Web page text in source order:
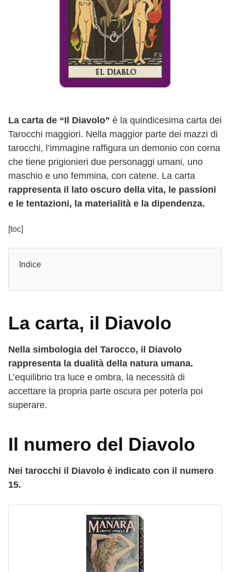
La carta de “Il Diavolo” è la quindicesima carta dei
Tarocchi maggiori. Nella maggior parte dei mazzi di
tarocchi, l’immagine raffigura un demonio con corna
che tiene prigionieri due personaggi umani, uno
maschio e uno femmina, con catene. La carta
rappresenta il lato oscuro della vita, le passioni
e le tentazioni, la materialità e la dipendenza.
[toc]
Indice
La carta, il Diavolo
Nella simbologia del Tarocco, il Diavolo
rappresenta la dualità della natura umana.
L’equilibrio tra luce e ombra, la necessità di
accettare la propria parte oscura per poterla poi
superare.
Il numero del Diavolo
Nei tarocchi il Diavolo è indicato con il numero
15.